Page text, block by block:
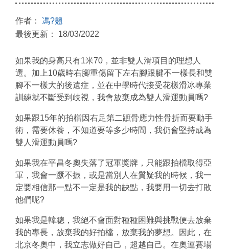
作者： 馮?翹
最後更新： 18/03/2022
如果我的身高只有1米70，並非雙人滑項目 的理想人
選。加上10歲時右腳重傷留下左右腳跟腱不一樣長和雙
腳不一樣大的後遺症， 並在中學時代接受花樣滑冰專業
訓練就不斷受到歧視 ，我會放棄成為雙人滑運動員嗎?
如果跟15年的拍檔因右足第二蹠骨應力性骨折而要動手
術，需要休養，不知道要等多少時間， 我仍會堅持成為
雙人滑運動員嗎?
如果我在平昌冬奧失落了冠軍獎牌，只能跟拍檔取得亞
軍，我會一蹶不振，或是當別人在質疑我的時候， 我一
定要相信那一點不一定是我的缺點， 我要用一切去打敗
他們呢?
如果我是韓聰 ，我絕不會面對種種困難與挑戰便去放棄
我的專長，放棄我的好拍檔，放棄我的夢想。因此，在
北京冬奧中，我立志做好自己，超越自己。在奧運賽場